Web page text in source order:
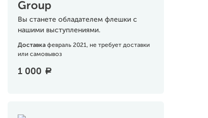
Group
Вы станете обладателем флешки с
нашими выступлениями.
Доставка февраль 2021, не требует доставки
или самовывоз
1 000 a